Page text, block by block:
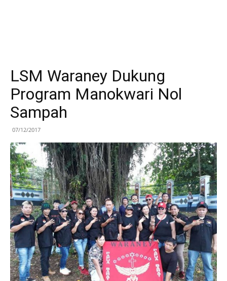
LSM Waraney Dukung
Program Manokwari Nol
Sampah
07/12/2017